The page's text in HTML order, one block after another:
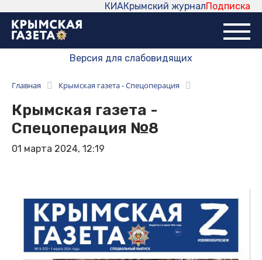
Подписка
Крымский журнал
КИА
Версия для слабовидящих
Главная Крымская газета - Спецоперация
Крымская газета -
Спецоперация №8
01 марта 2024, 12:19